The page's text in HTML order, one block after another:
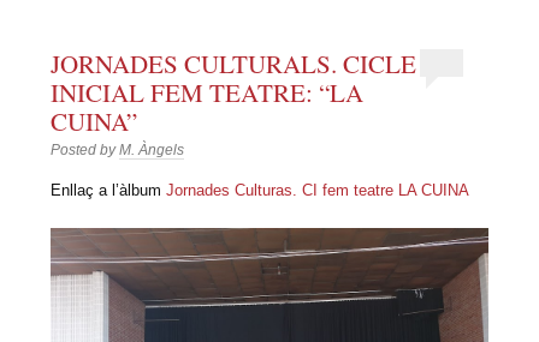
JORNADES CULTURALS. CICLE
INICIAL FEM TEATRE: “LA
CUINA”
Posted byM. Àngels
Enllaç a l’àlbumJornades Culturas. CI fem teatre LA CUINA